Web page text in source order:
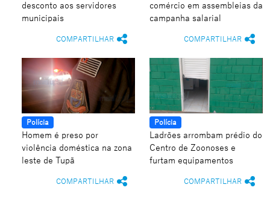
desconto aos servidores
municipais
COMPARTILHAR
comércio em assembleias da
campanha salarial
COMPARTILHAR
Polícia
Homem é preso por
violência doméstica na zona
leste de Tupã
COMPARTILHAR
Polícia
Ladrões arrombam prédio do
Centro de Zoonoses e
furtam equipamentos
COMPARTILHAR